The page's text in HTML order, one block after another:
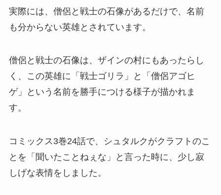
実際には、僧侶と戦士の石像があるだけで、名前
も分からない英雄とされています。
僧侶と戦士の石像は、ザインの村にもあったらし
く、この英雄に「戦士ゴリラ」と「僧侶アゴヒ
ゲ」という名前を勝手につける様子が描かれま
す。
コミックス3巻24話で、シュタルクがクラフトのこ
とを「聞いたことねぇな」と言った時に、少し寂
しげな表情をしました。